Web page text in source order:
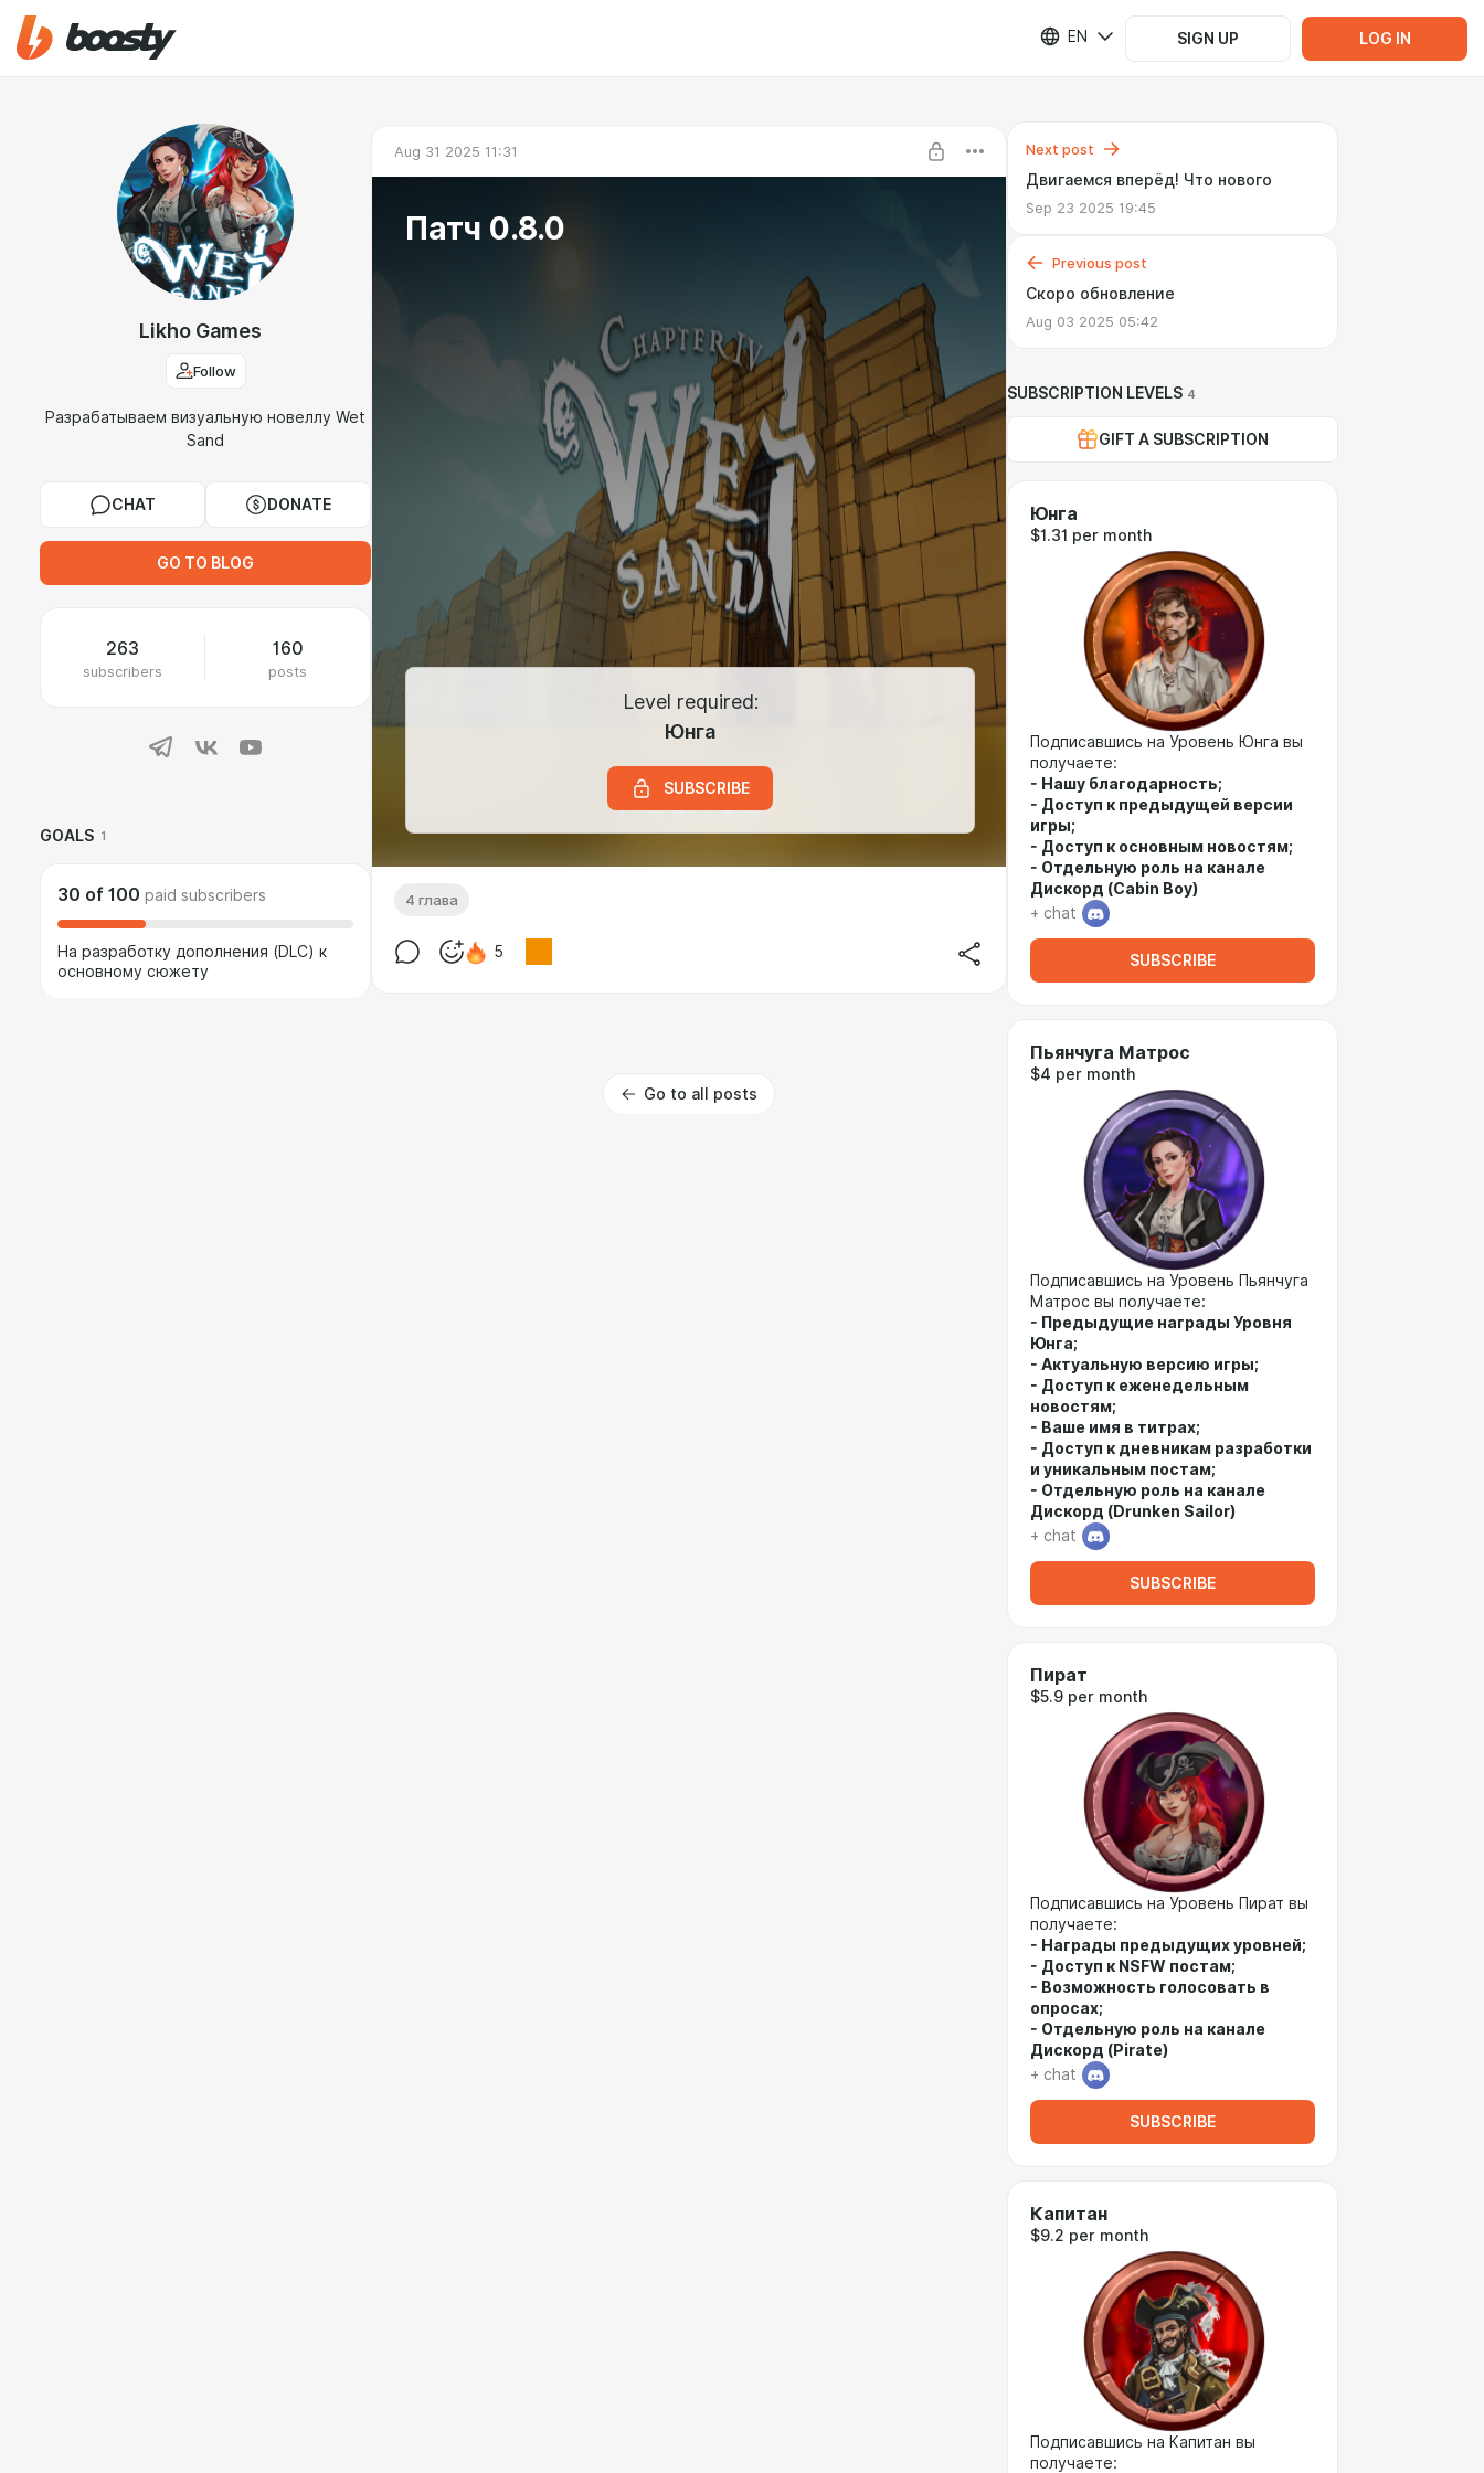
EN SIGN UP LOG IN
Likho Games
Follow
Разрабатываем визуальную новеллу Wet
Sand
CHAT DONATE
GO TO BLOG
263
subscribers
160
posts
GOALS 1
30 of 100 paid subscribers
На разработку дополнения (DLC) к
основному сюжету
Aug 31 2025 11:31
Патч 0.8.0
Level required:
Юнга
SUBSCRIBE
4 глава
5
Go to all posts
Next post
Двигаемся вперёд! Что нового
Sep 23 2025 19:45
Previous post
Скоро обновление
Aug 03 2025 05:42
SUBSCRIPTION LEVELS 4
GIFT A SUBSCRIPTION
Юнга
$1.31 per month
Подписавшись на Уровень Юнга вы
получаете:
- Нашу благодарность;
- Доступ к предыдущей версии
игры;
- Доступ к основным новостям;
- Отдельную роль на канале
Дискорд (Cabin Boy)
+ chat
SUBSCRIBE
Пьянчуга Матрос
$4 per month
Подписавшись на Уровень Пьянчуга
Матрос вы получаете:
- Предыдущие награды Уровня
Юнга;
- Актуальную версию игры;
- Доступ к еженедельным
новостям;
- Ваше имя в титрах;
- Доступ к дневникам разработки
и уникальным постам;
- Отдельную роль на канале
Дискорд (Drunken Sailor)
+ chat
SUBSCRIBE
Пират
$5.9 per month
Подписавшись на Уровень Пират вы
получаете:
- Награды предыдущих уровней;
- Доступ к NSFW постам;
- Возможность голосовать в
опросах;
- Отдельную роль на канале
Дискорд (Pirate)
+ chat
SUBSCRIBE
Капитан
$9.2 per month
Подписавшись на Капитан вы
получаете: